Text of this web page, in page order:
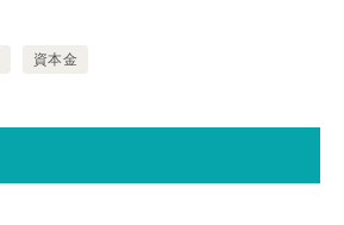
資本金